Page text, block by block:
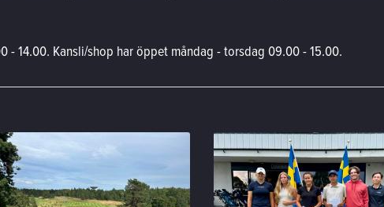
- 14.00. Kansli/shop har öppet måndag - torsdag 09.00 - 15.00.